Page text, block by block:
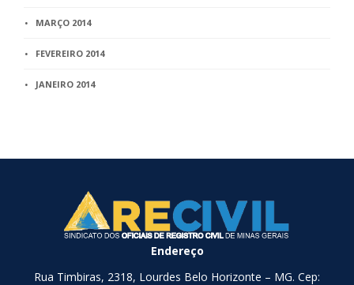
MARÇO 2014
FEVEREIRO 2014
JANEIRO 2014
Endereço
Rua Timbiras, 2318, Lourdes Belo Horizonte – MG. Cep: